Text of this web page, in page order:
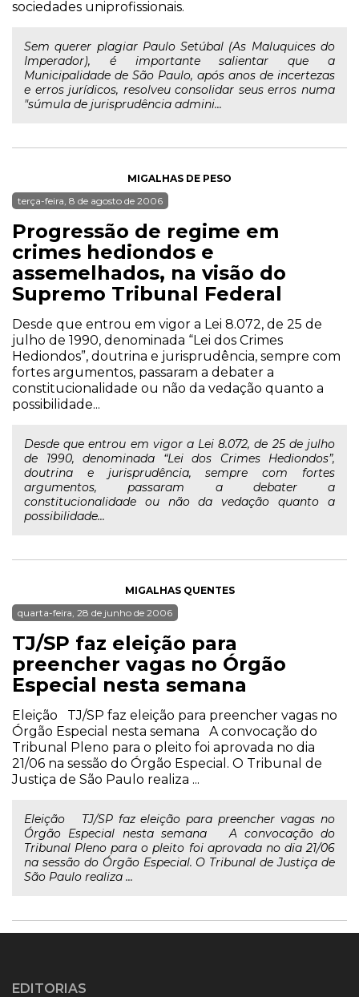
sociedades uniprofissionais.
Sem querer plagiar Paulo Setúbal (As Maluquices do
Imperador), é importante salientar que a
Municipalidade de São Paulo, após anos de incertezas
e erros jurídicos, resolveu consolidar seus erros numa
"súmula de jurisprudência admini...
MIGALHAS DE PESO
terça-feira, 8 de agosto de 2006
Progressão de regime em
crimes hediondos e
assemelhados, na visão do
Supremo Tribunal Federal
Desde que entrou em vigor a Lei 8.072, de 25 de
julho de 1990, denominada “Lei dos Crimes
Hediondos”, doutrina e jurisprudência, sempre com
fortes argumentos, passaram a debater a
constitucionalidade ou não da vedação quanto a
possibilidade...
Desde que entrou em vigor a Lei 8.072, de 25 de julho
de 1990, denominada “Lei dos Crimes Hediondos”,
doutrina e jurisprudência, sempre com fortes
argumentos, passaram a debater a
constitucionalidade ou não da vedação quanto a
possibilidade...
MIGALHAS QUENTES
quarta-feira, 28 de junho de 2006
TJ/SP faz eleição para
preencher vagas no Órgão
Especial nesta semana
Eleição TJ/SP faz eleição para preencher vagas no
Órgão Especial nesta semana A convocação do
Tribunal Pleno para o pleito foi aprovada no dia
21/06 na sessão do Órgão Especial. O Tribunal de
Justiça de São Paulo realiza ...
Eleição TJ/SP faz eleição para preencher vagas no
Órgão Especial nesta semana A convocação do
Tribunal Pleno para o pleito foi aprovada no dia 21/06
na sessão do Órgão Especial. O Tribunal de Justiça de
São Paulo realiza ...
EDITORIAS